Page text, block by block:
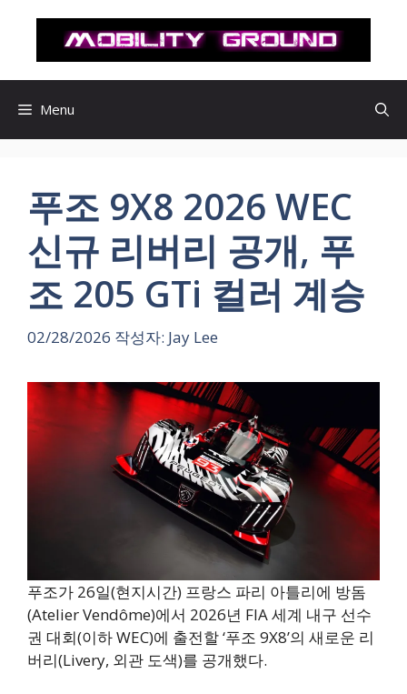
로
Menu
푸조 9X8 2026 WEC
신규 리버리 공개, 푸
조 205 GTi 컬러 계승
02/28/2026 작성자: Jay Lee
푸조가 26일(현지시간) 프랑스 파리 아틀리에 방돔
(Atelier Vendôme)에서 2026년 FIA 세계 내구 선수
권 대회(이하 WEC)에 출전할 ‘푸조 9X8’의 새로운 리
버리(Livery, 외관 도색)를 공개했다.